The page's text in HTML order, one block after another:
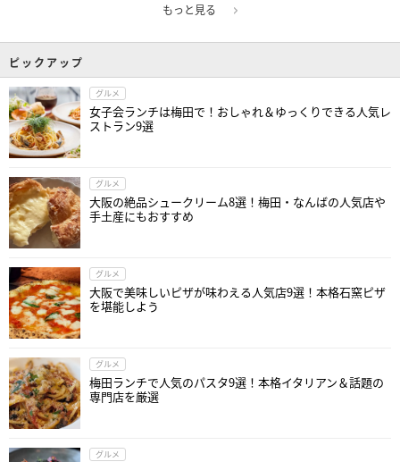
もっと見る
ピックアップ
グルメ
女子会ランチは梅田で！おしゃれ＆ゆっくりできる人気レ
ストラン9選
グルメ
大阪の絶品シュークリーム8選！梅田・なんばの人気店や
手土産にもおすすめ
グルメ
大阪で美味しいピザが味わえる人気店9選！本格石窯ピザ
を堪能しよう
グルメ
梅田ランチで人気のパスタ9選！本格イタリアン＆話題の
専門店を厳選
グルメ